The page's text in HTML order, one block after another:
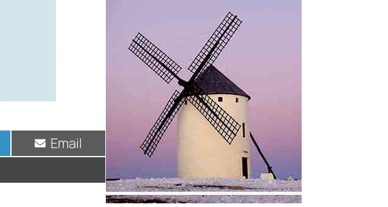
Compartir
en
Email